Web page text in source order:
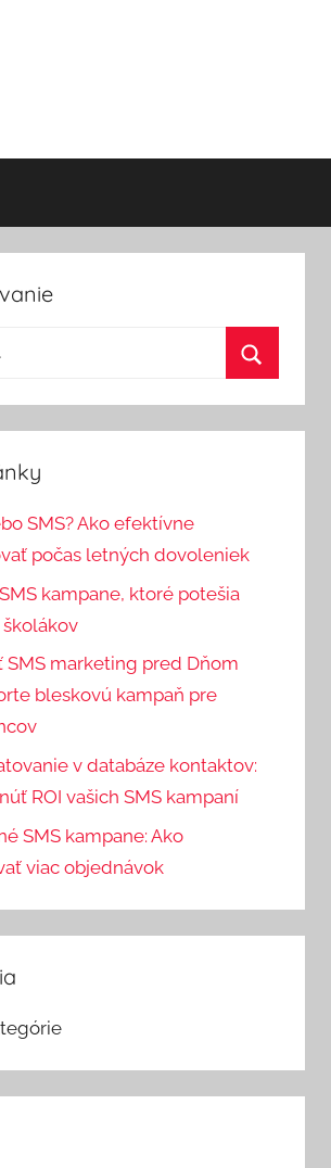
SMS? Ako efektívne
počas letných dovoleniek
kampane, ktoré potešia
SMS marketing pred Dňom
bleskovú kampaň pre
v databáze kontaktov:
ROI vašich SMS kampaní
SMS kampane: Ako
viac objednávok